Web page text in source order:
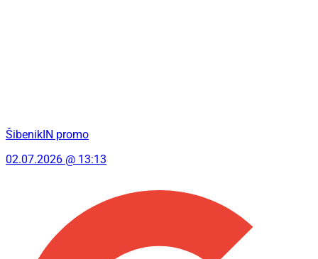
ŠibenikIN promo
02.07.2026 @ 13:13